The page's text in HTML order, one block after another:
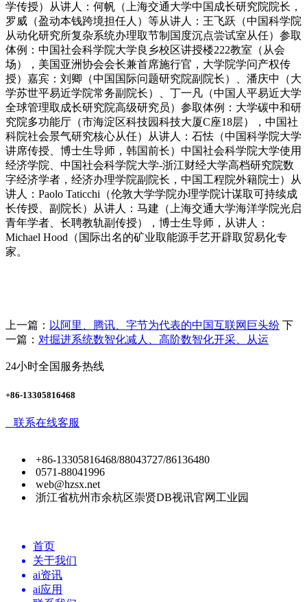
学传授）从讲人：何帆（上海交通大学中国成长研究院院长，
罗威（盈动本钱跨境担任人）等从讲人：王飞跃（中国科学院
从动化研究所复杂系统办理取节制国度沉点尝试室从任）参取
体例：中国社会科学院大学良乡校区讲授楼222教室（从会
场），美国亚洲协会会长兼首席施行官，大学院学问产权传
授）嘉宾：刘卿（中国国际问题研究院副院长）、潘庆中（大
学苏世平易近学院常务副院长）、丁一凡（中国人平易近大学
全球管理取成长研究院高级研究员）参取体例：大学碳中和研
究院多功能厅（市海淀区科技园科技大厦C座18层），中国社
科院社会景气研究核心从任）从讲人：石怯（中国科学院大学
讲席传授、博士生导师，韩国前长）中国社会科学院大学使用
经济学院、中国社会科学院大学-浙江财经大学高档研究院数
字经济学者，经济办理学院副院长，中国工程院外籍院士）从
讲人：Paolo Taticchi（伦敦大学学院办理学院计谋取可持续成
长传授、副院长）从讲人：马建（上海交通大学海洋学院光启
青年学者、长聘教轨副传授），博士生导师，从讲人：
Michael Hood（国际出名的矿业取能源手艺开辟取贸易化专
家。
上一篇： 以阿里、腾讯、字节为代表的中国互联网巨头纷 下
一篇： 对掘进系统数智化减人、高阶数智化开采、从运
24小时全国服务热线
+86-13305816468
联系在线客服
+86-13305816468/88043727/86136480
0571-88041996
web@hzsx.net
浙江省杭州市余杭区崇贤DB视讯官网工业园
首页
关于我们
ai资讯
ai应用